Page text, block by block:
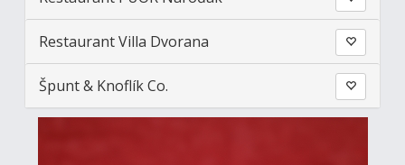
Restaurant Villa Dvorana
Špunt & Knoflík Co.